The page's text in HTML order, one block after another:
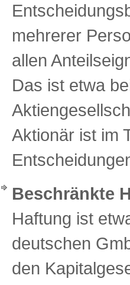
mehrerer
allen
Das ist etwa
Aktionär ist im
Beschränkte
Haftung ist
deutschen
den